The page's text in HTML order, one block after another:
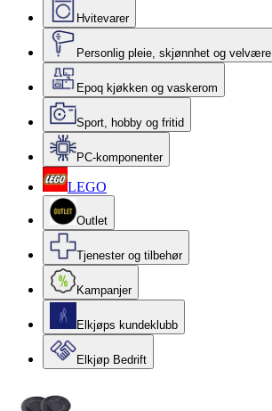
Hvitevarer
Personlig pleie, skjønnhet og velvære
Epoq kjøkken og vaskerom
Sport, hobby og fritid
PC-komponenter
LEGO
Outlet
Tjenester og tilbehør
Kampanjer
Elkjøps kundeklubb
Elkjøp Bedrift